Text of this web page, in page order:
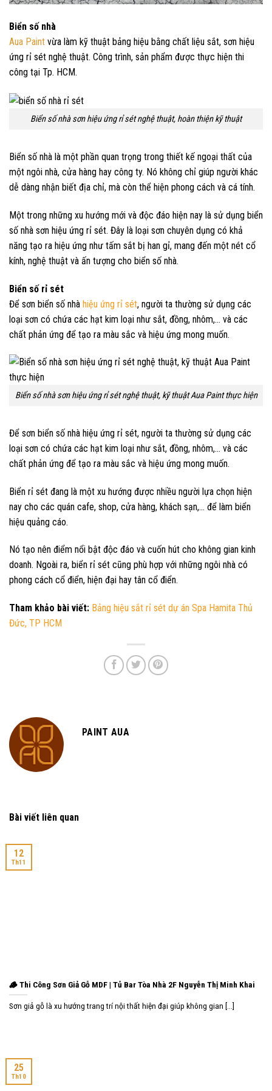
Biển số nhà
Aua Paint vừa làm kỹ thuật bảng hiệu bằng chất liệu sắt, sơn hiệu
ứng rỉ sét nghệ thuật. Công trình, sản phẩm được thực hiện thi
công tại Tp. HCM.
Biển số nhà sơn hiệu ứng rỉ sét nghệ thuật, hoàn thiện kỹ thuật
Biển số nhà là một phần quan trọng trong thiết kế ngoại thất của
một ngôi nhà, cửa hàng hay công ty. Nó không chỉ giúp người khác
dễ dàng nhận biết địa chỉ, mà còn thể hiện phong cách và cá tính.
Một trong những xu hướng mới và độc đáo hiện nay là sử dụng biển
số nhà sơn hiệu ứng rỉ sét. Đây là loại sơn chuyên dụng có khả
năng tạo ra hiệu ứng như tấm sắt bị han gỉ, mang đến một nét cổ
kính, nghệ thuật và ấn tượng cho biển số nhà.
Biển số rỉ sét
Để sơn biển số nhà hiệu ứng rỉ sét, người ta thường sử dụng các
loại sơn có chứa các hạt kim loại như sắt, đồng, nhôm,… và các
chất phản ứng để tạo ra màu sắc và hiệu ứng mong muốn.
Biển số nhà sơn hiệu ứng rỉ sét nghệ thuật, kỹ thuật Aua Paint thực hiện
Để sơn biển số nhà hiệu ứng rỉ sét, người ta thường sử dụng các
loại sơn có chứa các hạt kim loại như sắt, đồng, nhôm,… và các
chất phản ứng để tạo ra màu sắc và hiệu ứng mong muốn.
Biển rỉ sét đang là một xu hướng được nhiều người lựa chọn hiện
nay cho các quán cafe, shop, cửa hàng, khách sạn,… để làm biển
hiệu quảng cáo.
Nó tạo nên điểm nổi bật độc đáo và cuốn hút cho không gian kinh
doanh. Ngoài ra, biển rỉ sét cũng phù hợp với những ngôi nhà có
phong cách cổ điển, hiện đại hay tân cổ điển.
Tham khảo bài viết: Bảng hiệu sắt rỉ sét dự án Spa Hamita Thủ
Đức, TP HCM
PAINT AUA
Bài viết liên quan
🪵 Thi Công Sơn Giả Gỗ MDF | Tủ Bar Tòa Nhà 2F Nguyễn Thị Minh Khai
Sơn giả gỗ là xu hướng trang trí nội thất hiện đại giúp không gian [...]
12
Th11
25
Th10